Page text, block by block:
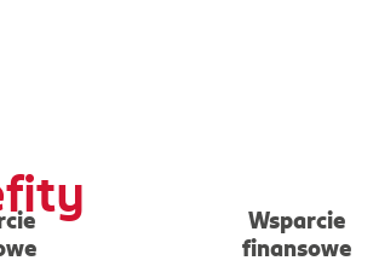
w
Wsparcie
finansowe
Dodatkowy zastrzyk